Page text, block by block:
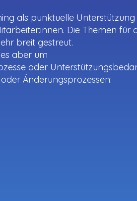
als punktuelle
Die Themen für
breit gestreut.
aber um
oder
Änderungsprozessen: